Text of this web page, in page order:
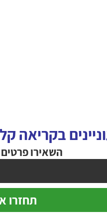
בקריאה
השאירו פרטים